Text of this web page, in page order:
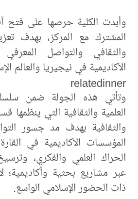
وأبدت الكلية حرصها على فتح
المشترك مع المركز، بهدف
والثقافي والتواصل
الأكاديمية في نيجيريا والعالم
relatedinner
وتأتي هذه الجولة ضمن
العلمية والثقافية التي ينظمها
والثقافية بهدف مد جسور
المؤسسات الأكاديمية في
الحراك العلمي والفكري،
عبر مشاريع بحثية وأكاديمية؛
ذات الحضور الإسلامي الواسع.